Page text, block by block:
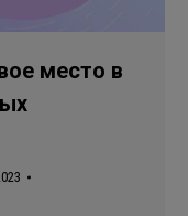
место в